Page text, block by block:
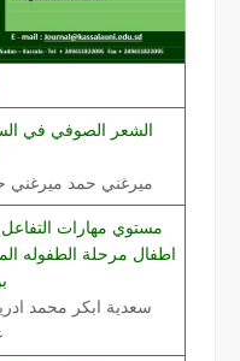
الشعر الصوفي في
ميرغني حمد ميرغني
مستوي مهارات
اطفال مرحلة الطفوله
سعدية ابكر محمد